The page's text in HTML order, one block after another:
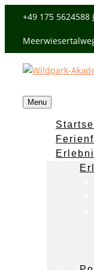
+49 175 5624588
Menu